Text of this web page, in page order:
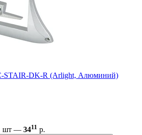
STAIR-DK-R (Arlight, Алюминий)
шт — 3411 р.